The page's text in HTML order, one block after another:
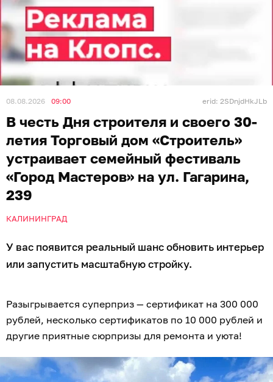
08.08.2026 09:00 erid: 2SDnjdHkJLb
В честь Дня строителя и своего 30-
летия Торговый дом «Строитель»
устраивает семейный фестиваль
«Город Мастеров» на ул. Гагарина,
239
КАЛИНИНГРАД
У вас появится реальный шанс обновить интерьер
или запустить масштабную стройку.
Разыгрывается суперприз — сертификат на 300 000
рублей, несколько сертификатов по 10 000 рублей и
другие приятные сюрпризы для ремонта и уюта!